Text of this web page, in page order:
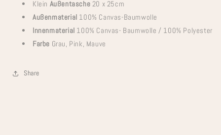
Klein Außentasche 20 x 25cm
Außenmaterial 100% Canvas-Baumwolle
Innenmaterial 100% Canvas- Baumwolle / 100% Polyester
Farbe Grau, Pink, Mauve
Share